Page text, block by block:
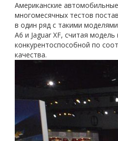
Американские
многомесячных тестов
в один ряд с такими
A6 и Jaguar XF, считая
конкурентоспособной по
качества.